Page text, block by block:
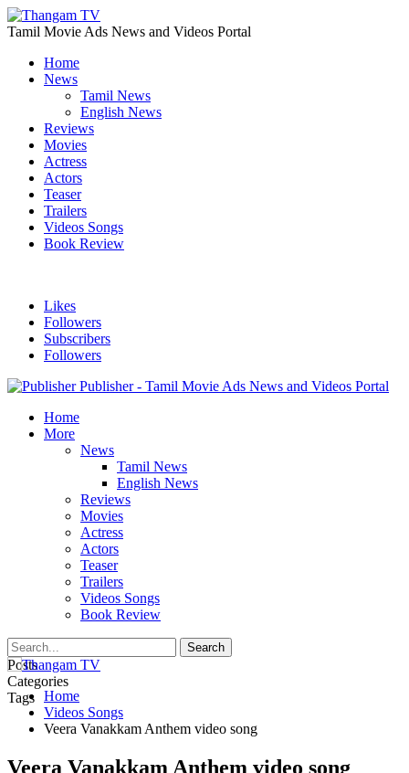
Tamil Movie Ads News and Videos Portal
Home
News
Tamil News
English News
Reviews
Movies
Actress
Actors
Teaser
Trailers
Videos Songs
Book Review
Likes
Followers
Subscribers
Followers
Publisher - Tamil Movie Ads News and Videos Portal
Home
More
News
Tamil News
English News
Reviews
Movies
Actress
Actors
Teaser
Trailers
Videos Songs
Book Review
Posts
Categories
Tags Home
Videos Songs
Veera Vanakkam Anthem video song
Veera Vanakkam Anthem video song